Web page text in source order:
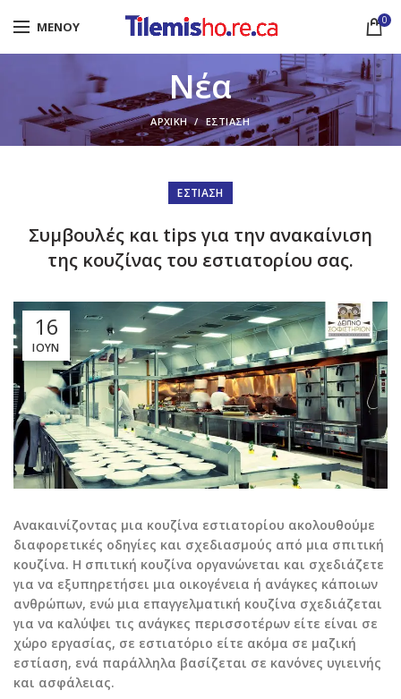
ΜΕΝΟΎ 0
Νέα
ΑΡΧΙΚΉ ΕΣΤΊΑΣΗ
ΕΣΤΊΑΣΗ
Συμβουλές και tips για την ανακαίνιση
της κουζίνας του εστιατορίου σας.
16
ΙΟΎΝ
Ανακαινίζοντας μια κουζίνα εστιατορίου ακολουθούμε
διαφορετικές οδηγίες και σχεδιασμούς από μια σπιτική
κουζίνα. Η σπιτική κουζίνα οργανώνεται και σχεδιάζετε
για να εξυπηρετήσει μια οικογένεια ή ανάγκες κάποιων
ανθρώπων, ενώ μια επαγγελματική κουζίνα σχεδιάζεται
για να καλύψει τις ανάγκες περισσοτέρων είτε είναι σε
χώρο εργασίας, σε εστιατόριο είτε ακόμα σε μαζική
εστίαση, ενά παράλληλα βασίζεται σε κανόνες υγιεινής
και ασφάλειας.